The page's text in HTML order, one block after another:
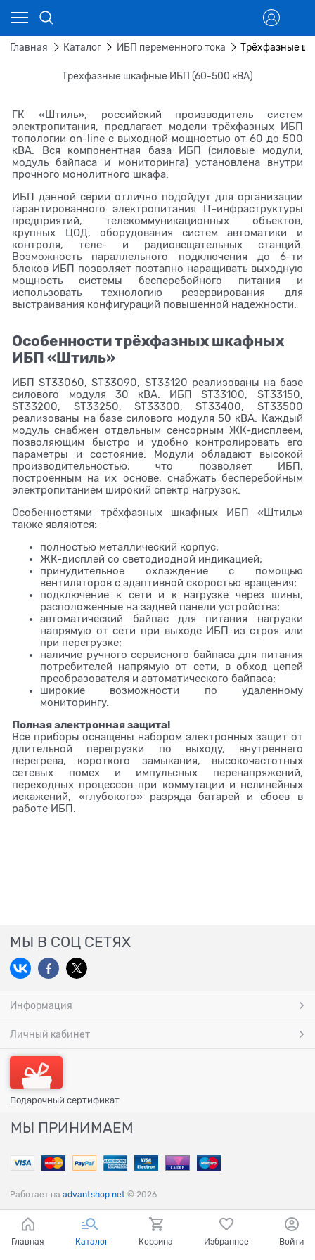
Главная Каталог ИБП переменного тока Трёхфазные
Трёхфазные шкафные ИБП (60-500 кВА)
ГК «Штиль», российский производитель систем
электропитания, предлагает модели трёхфазных ИБП
топологии on-line с выходной мощностью от 60 до 500
кВА. Вся компонентная база ИБП (силовые модули,
модуль байпаса и мониторинга) установлена внутри
прочного монолитного шкафа.
ИБП данной серии отлично подойдут для организации
гарантированного электропитания IT-инфраструктуры
предприятий, телекоммуникационных объектов,
крупных ЦОД, оборудования систем автоматики и
контроля, теле- и радиовещательных станций.
Возможность параллельного подключения до 6-ти
блоков ИБП позволяет поэтапно наращивать выходную
мощность системы бесперебойного питания и
использовать технологию резервирования для
выстраивания конфигураций повышенной надежности.
Особенности трёхфазных шкафных
ИБП «Штиль»
ИБП ST33060, ST33090, ST33120 реализованы на базе
силового модуля 30 кВА. ИБП ST33100, ST33150,
ST33200, ST33250, ST33300, ST33400, ST33500
реализованы на базе силового модуля 50 кВА. Каждый
модуль снабжен отдельным сенсорным ЖК-дисплеем,
позволяющим быстро и удобно контролировать его
параметры и состояние. Модули обладают высокой
производительностью, что позволяет ИБП,
построенным на их основе, снабжать бесперебойным
электропитанием широкий спектр нагрузок.
Особенностями трёхфазных шкафных ИБП «Штиль»
также являются:
полностью металлический корпус;
ЖК-дисплей со светодиодной индикацией;
принудительное охлаждение с помощью
вентиляторов с адаптивной скоростью вращения;
подключение к сети и к нагрузке через шины,
расположенные на задней панели устройства;
автоматический байпас для питания нагрузки
напрямую от сети при выходе ИБП из строя или
при перегрузке;
наличие ручного сервисного байпаса для питания
потребителей напрямую от сети, в обход цепей
преобразователя и автоматического байпаса;
широкие возможности по удаленному
мониторингу.
Полная электронная защита!
Все приборы оснащены набором электронных защит от
длительной перегрузки по выходу, внутреннего
перегрева, короткого замыкания, высокочастотных
сетевых помех и импульсных перенапряжений,
переходных процессов при коммутации и нелинейных
искажений, «глубокого» разряда батарей и сбоев в
работе ИБП.
МЫ В СОЦ СЕТЯХ
Информация
Личный кабинет
Подарочный сертификат
МЫ ПРИНИМАЕМ
Работает на advantshop.net © 2026
Главная Каталог Корзина Избранное Войти